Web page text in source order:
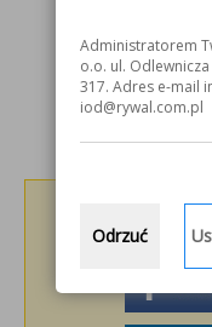
Administratorem
o.o. ul.
317. Adres e-mail
iod@rywal.com.pl
Odrzuć